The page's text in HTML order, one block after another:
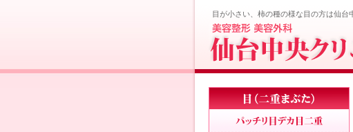
目が小さい、柿の種の様な目の方は仙台